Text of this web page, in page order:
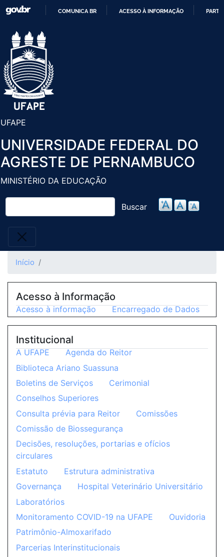
Pular
COMUNICA BR ACESSO À INFORMAÇÃO
UFAPE
UNIVERSIDADE FEDERAL DO
AGRESTE DE PERNAMBUCO
MINISTÉRIO DA EDUCAÇÃO
Buscar
Início
Acesso à Informação
Acesso à informação Encarregado de Dados
Institucional
A UFAPE
Agenda do Reitor
Biblioteca Ariano Suassuna
Boletins de Serviços
Cerimonial
Conselhos Superiores
Consulta prévia para Reitor
Comissões
Comissão de Biossegurança
Decisões, resoluções, portarias e ofícios
circulares
Estatuto
Estrutura administrativa
Governança
Hospital Veterinário Universitário
Laboratórios
Monitoramento COVID-19 na UFAPE
Ouvidoria
Patrimônio-Almoxarifado
Parcerias Interinstitucionais